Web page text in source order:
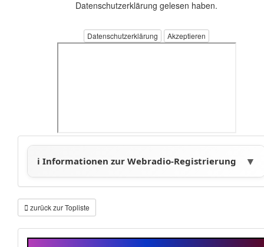
Datenschutzerklärung gelesen haben.
Datenschutzerklärung
zurück zur Topliste